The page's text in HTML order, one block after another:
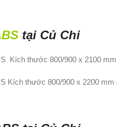
tại Củ Chi
Kích thước 800/900 x 2100
Kích thước 800/900 x 2200 mm